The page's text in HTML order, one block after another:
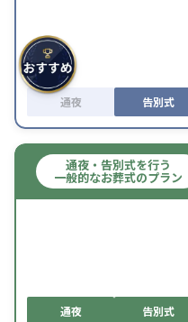
通夜 告別式
通夜・告別式を行う
一般的なお葬式のプラン
通夜 告別式